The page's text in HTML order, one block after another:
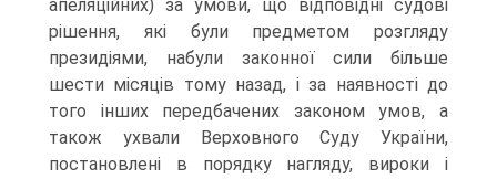
апеляційних) за умови, що відповідні судові
рішення, які були предметом розгляду
президіями, набули законної сили більше
шести місяців тому назад, і за наявності до
того інших передбачених законом умов, а
також ухвали Верховного Суду України,
постановлені в порядку нагляду, вироки і